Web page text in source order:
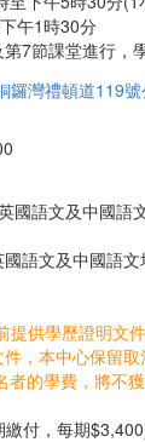
午1時30分
7節課堂進行，
鑼灣禮頓道119
國語文及中國語
語文及中國語文
提供學歷證明文
，本中心保留
者的學費，將不
付，每期